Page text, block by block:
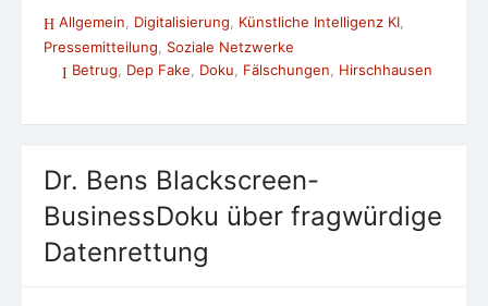
Allgemein Digitalisierung Künstliche Intelligenz KI
Pressemitteilung, Soziale Netzwerke
Betrug, Dep Fake, Doku, Fälschungen, Hirschhausen
Dr. Bens Blackscreen-
BusinessDoku über fragwürdige
Datenrettung